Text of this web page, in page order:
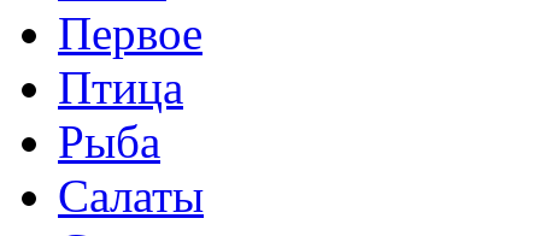
Первое
Птица
Рыба
Салаты